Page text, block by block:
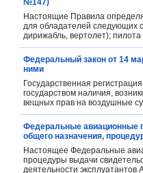
№147)
Настоящие Правила
для обладателей следующих
дирижабль, вертолет); пилота
Федеральный закон от 14
ними
Государственная
государством наличия,
вещных прав на воздушные
Федеральные авиационные
общего назначения,
Настоящее Федеральные
процедуры выдачи
деятельности эксплуатантов